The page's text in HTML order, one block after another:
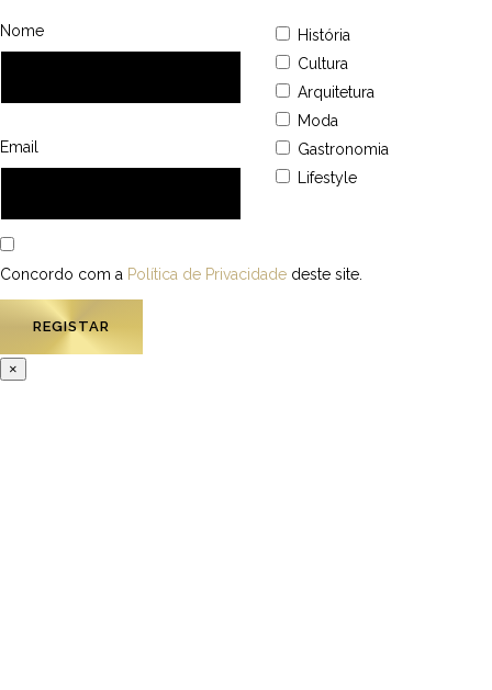
Nome
Email
História
Cultura
Arquitetura
Moda
Gastronomia
Lifestyle
Concordo com a Política de Privacidade deste site.
×